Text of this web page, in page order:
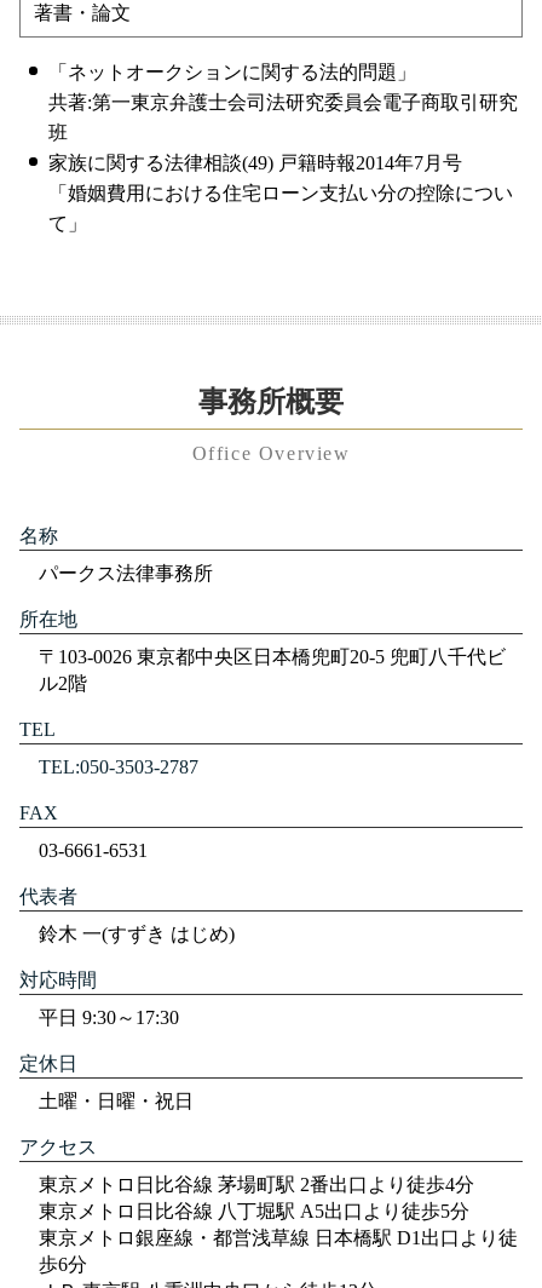
著書・論文
「ネットオークションに関する法的問題」
共著:第一東京弁護士会司法研究委員会電子商取引研究
班
家族に関する法律相談(49) 戸籍時報2014年7月号
「婚姻費用における住宅ローン支払い分の控除につい
て」
事務所概要
Office Overview
名称
パークス法律事務所
所在地
〒103-0026 東京都中央区日本橋兜町20-5 兜町八千代ビ
ル2階
TEL
TEL:050-3503-2787
FAX
03-6661-6531
代表者
鈴木 一(すずき はじめ)
対応時間
平日 9:30～17:30
定休日
土曜・日曜・祝日
アクセス
東京メトロ日比谷線 茅場町駅 2番出口より徒歩4分
東京メトロ日比谷線 八丁堀駅 A5出口より徒歩5分
東京メトロ銀座線・都営浅草線 日本橋駅 D1出口より徒
歩6分